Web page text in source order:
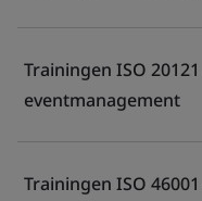
Trainingen ISO
eventmanagement
Trainingen ISO